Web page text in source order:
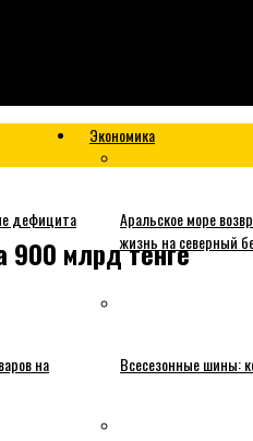
дефицита
на
Экономика
Аральское море
жизнь на северный
Всесезонные шины:
900 млрд тенге